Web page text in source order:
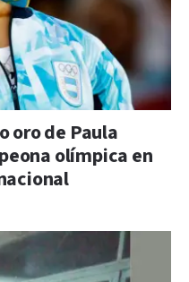
oro de Paula
olímpica en